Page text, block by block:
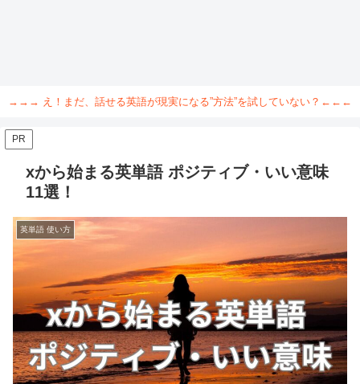
→→→ え！まだ、話せる英語が現実になる”方法”を試していない？←←←
PR
xから始まる英単語 ポジティブ・いい意味
11選！
英単語 使い方